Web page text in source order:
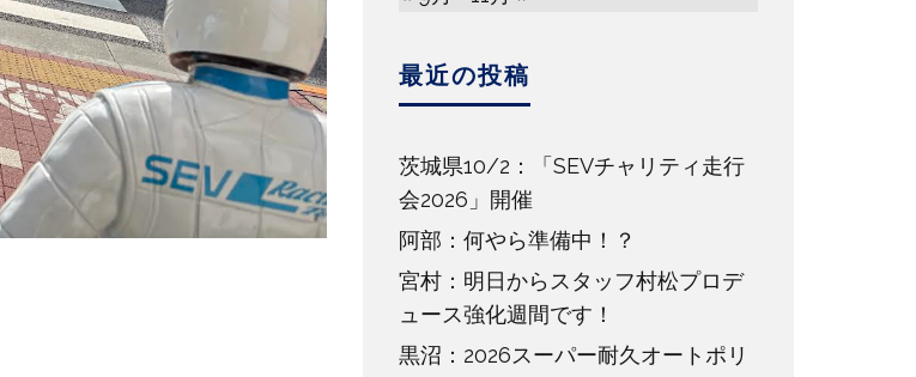
最近の投稿
茨城県10/2：「SEVチャリティ走行
会2026」開催
阿部：何やら準備中！？
宮村：明日からスタッフ村松プロデ
ュース強化週間です！
黒沼：2026スーパー耐久オートポリ